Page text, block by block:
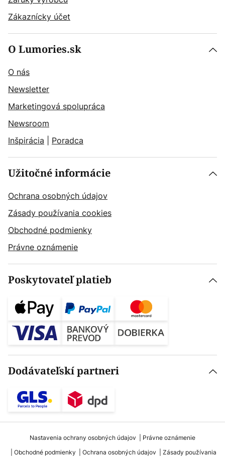
Zákaznícky účet
O Lumories.sk
O nás
Newsletter
Marketingová spolupráca
Newsroom
Inšpirácia
Poradca
Užitočné informácie
Ochrana osobných údajov
Zásady používania cookies
Obchodné podmienky
Právne oznámenie
Poskytovateľ platieb
Dodávateľskí partneri
Nastavenia ochrany osobných údajov
Právne oznámenie
Obchodné podmienky
Ochrana osobných údajov Zásady používania